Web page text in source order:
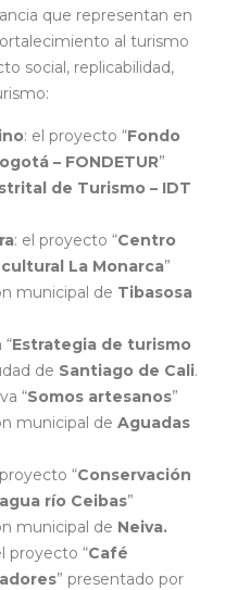
que representan en
al turismo
social, replicabilidad,
: el proyecto “Fondo
– FONDETUR”
de Turismo – IDT
: el proyecto “Centro
La Monarca”
municipal de Tibasosa
“Estrategia de turismo
de Santiago de Cali.
“Somos artesanos”
municipal de Aguadas
“Conservación
río Ceibas”
municipal de Neiva.
proyecto “Café
” presentado por